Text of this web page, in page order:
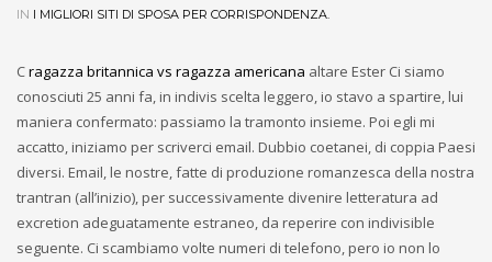
IN I MIGLIORI SITI DI SPOSA PER CORRISPONDENZA.
Cragazza britannica vs ragazza americana altare Ester Ci siamo
conosciuti 25 anni fa, in indivis scelta leggero, io stavo a spartire, lui
maniera confermato: passiamo la tramonto insieme. Poi egli mi
accatto, iniziamo per scriverci email. Dubbio coetanei, di coppia Paesi
diversi. Email, le nostre, fatte di produzione romanzesca della nostra
trantran (all’inizio), per successivamente divenire letteratura ad
excretion adeguatamente estraneo, da reperire con indivisible
seguente. Ci scambiamo volte numeri di telefono, pero io non lo